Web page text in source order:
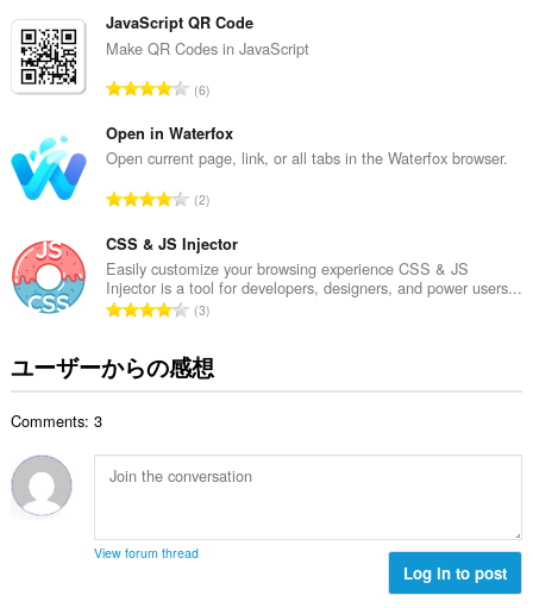
の
総
：
JavaScript QR Code
Make QR Codes in JavaScript
評
の
総
：
6
Open in Waterfox
Open current page, link, or all tabs in the Waterfox browser.
評
の
総
数
：
2
CSS & JS Injector
Easily customize your browsing experience CSS & JS
Injector is a tool for developers, designers, and power users...
評
の
総
3
ユーザーからの感想
Comments: 3
View forum thread
Log in to post